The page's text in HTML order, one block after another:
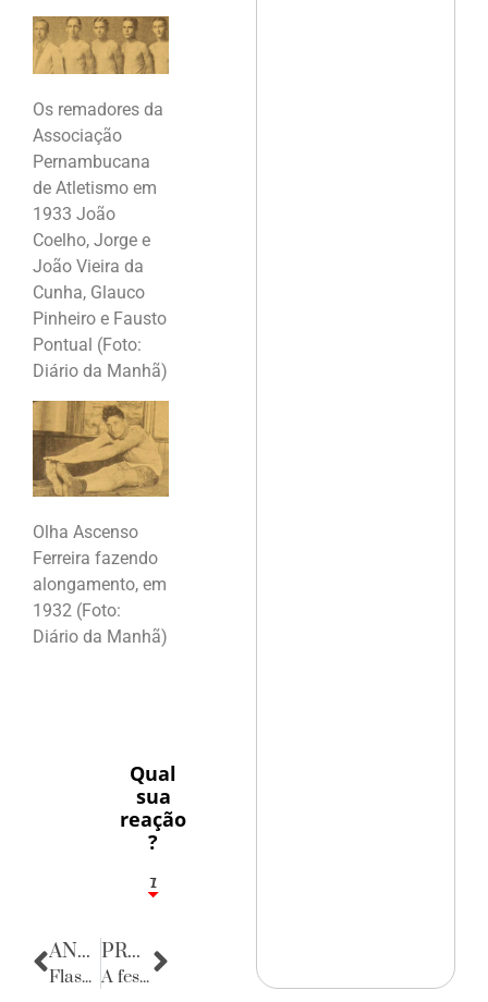
Os remadores da
Associação
Pernambucana
de Atletismo em
1933 João
Coelho, Jorge e
João Vieira da
Cunha, Glauco
Pinheiro e Fausto
Pontual (Foto:
Diário da Manhã)
Olha Ascenso
Ferreira fazendo
alongamento, em
1932 (Foto:
Diário da Manhã)
Qual
sua
reação
?
1
7
ANTERIOR
Flashes
PRÓXIMA
A festa de Sarah Chofakian